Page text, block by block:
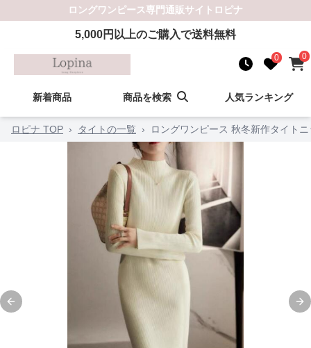
ロングワンピース専門通販サイト ロピナ
5,000円以上のご購入で送料無料
0 0
新着商品 商品を検索 人気ランキング
ロピナ TOP › タイトの一覧 › ロングワンピース 秋冬新作タイト
Previous slide